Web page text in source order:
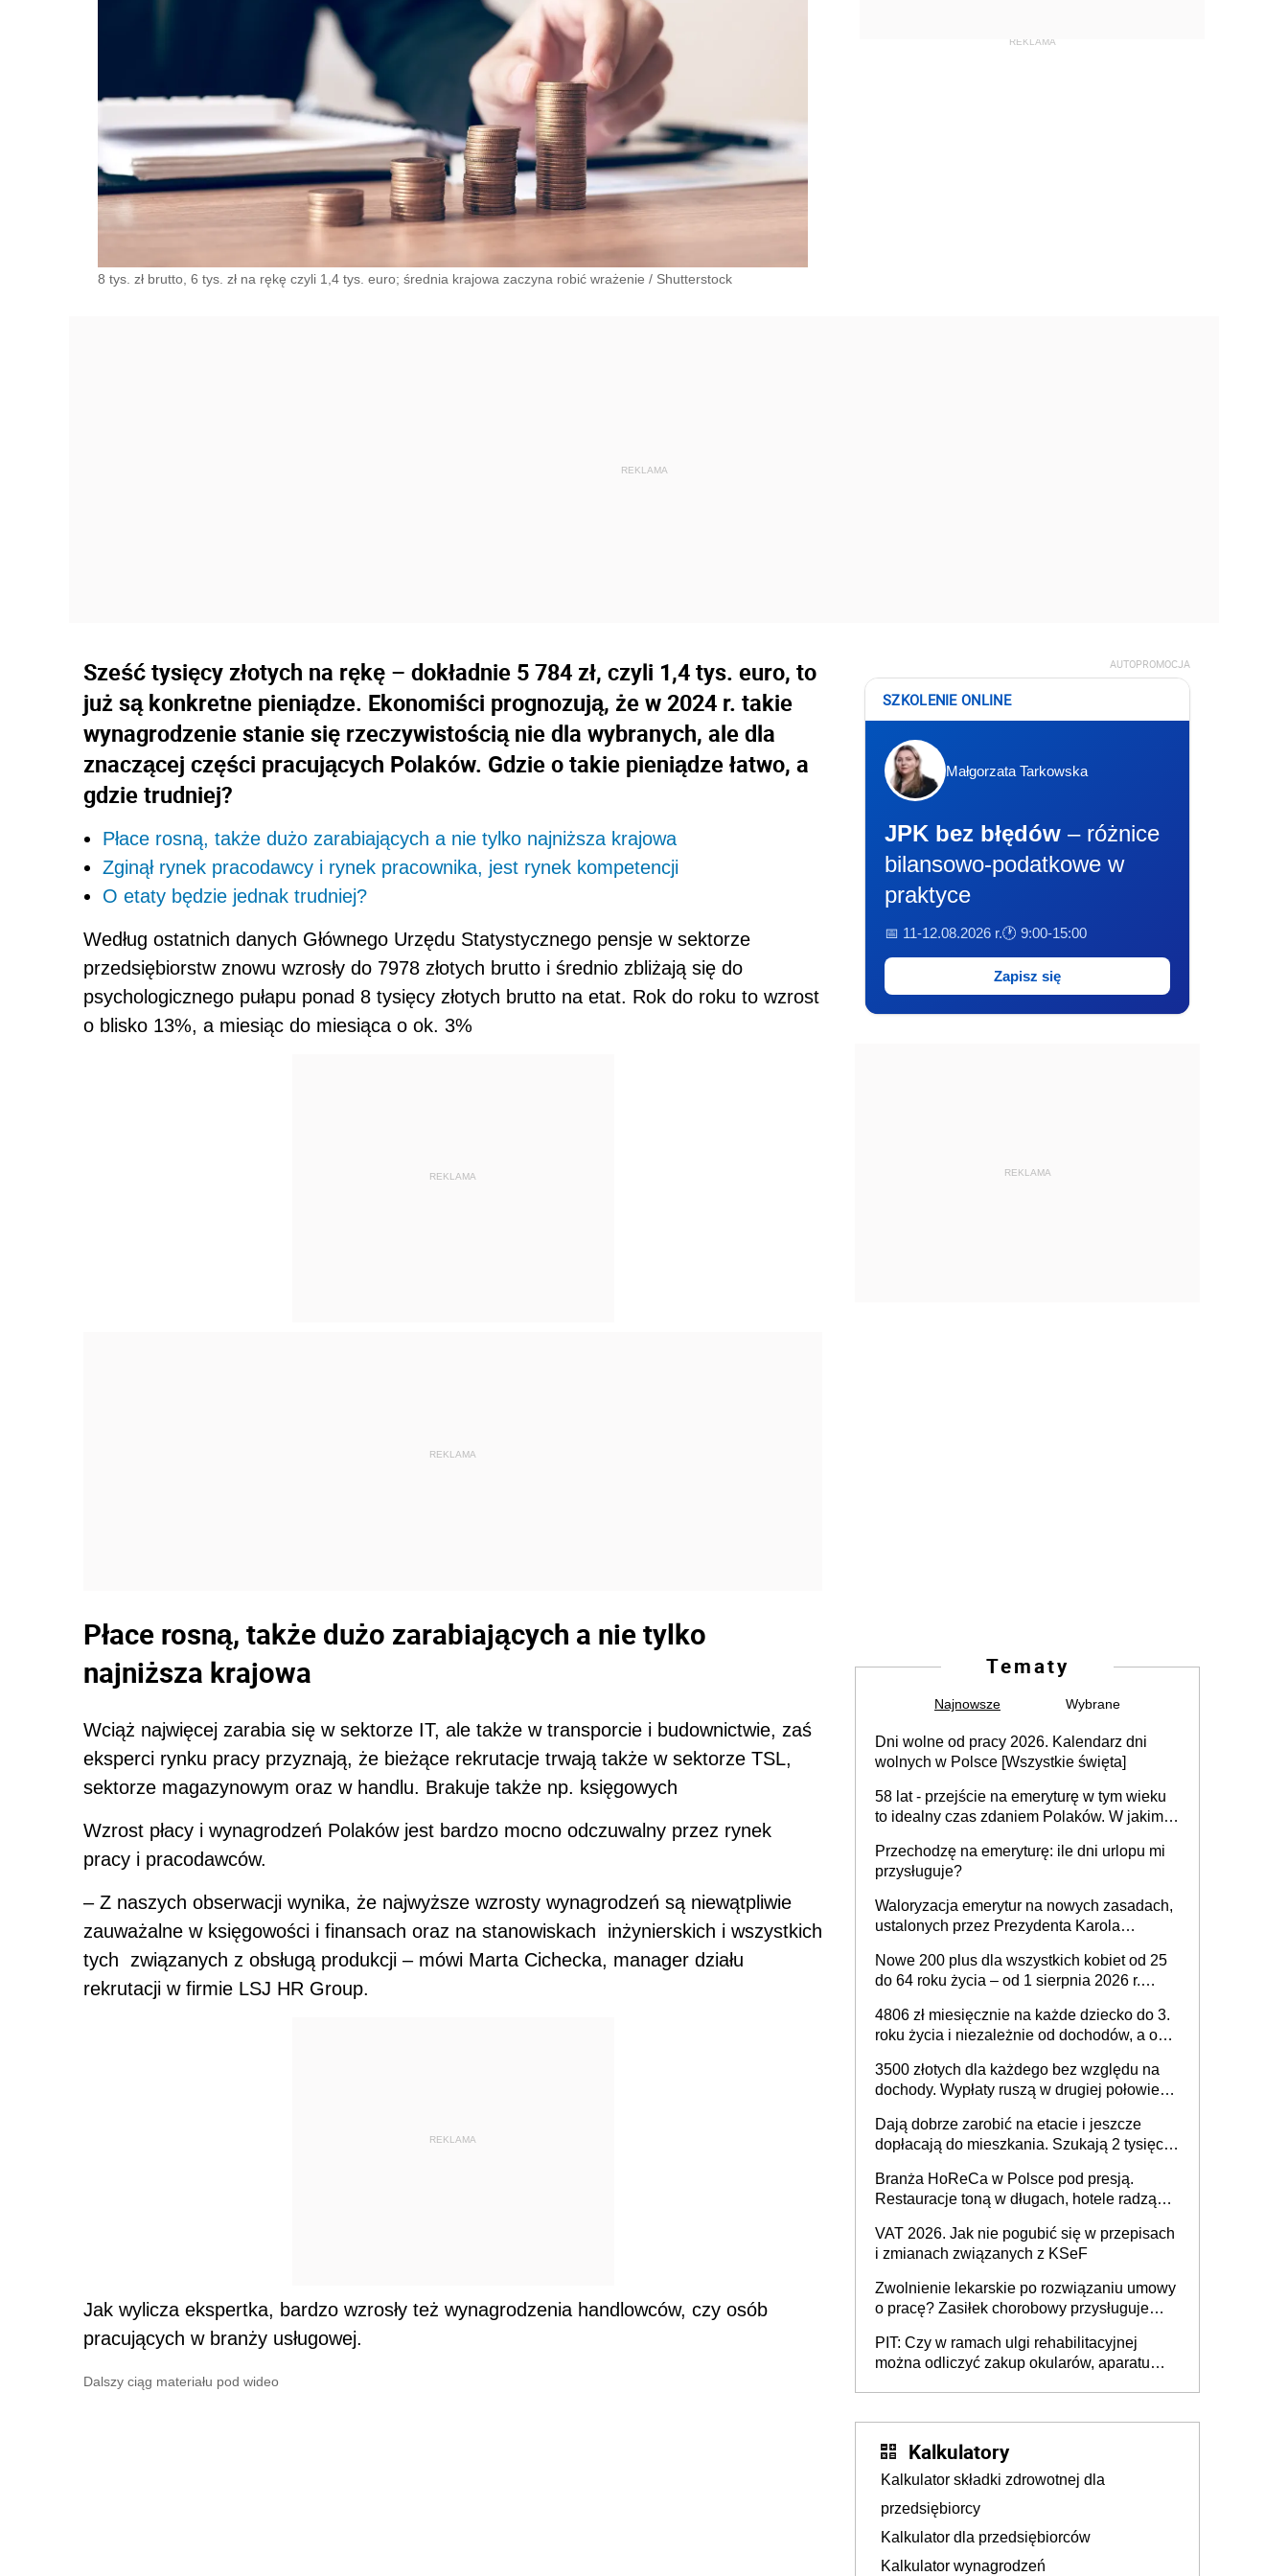
8 tys. zł brutto, 6 tys. zł na rękę czyli 1,4 tys. euro; średnia krajowa zaczyna robić wrażenie / Shutterstock
Sześć tysięcy złotych na rękę – dokładnie 5 784 zł, czyli 1,4 tys. euro, to
już są konkretne pieniądze. Ekonomiści prognozują, że w 2024 r. takie
wynagrodzenie stanie się rzeczywistością nie dla wybranych, ale dla
znaczącej części pracujących Polaków. Gdzie o takie pieniądze łatwo, a
gdzie trudniej?
Płace rosną, także dużo zarabiających a nie tylko najniższa krajowa
Zginął rynek pracodawcy i rynek pracownika, jest rynek kompetencji
O etaty będzie jednak trudniej?
Według ostatnich danych Głównego Urzędu Statystycznego pensje w sektorze
przedsiębiorstw znowu wzrosły do 7978 złotych brutto i średnio zbliżają się do
psychologicznego pułapu ponad 8 tysięcy złotych brutto na etat. Rok do roku to wzrost
o blisko 13%, a miesiąc do miesiąca o ok. 3%
REKLAMA
REKLAMA
Płace rosną, także dużo zarabiających a nie tylko
najniższa krajowa
Wciąż najwięcej zarabia się w sektorze IT, ale także w transporcie i budownictwie, zaś
eksperci rynku pracy przyznają, że bieżące rekrutacje trwają także w sektorze TSL,
sektorze magazynowym oraz w handlu. Brakuje także np. księgowych
Wzrost płacy i wynagrodzeń Polaków jest bardzo mocno odczuwalny przez rynek
pracy i pracodawców.
– Z naszych obserwacji wynika, że najwyższe wzrosty wynagrodzeń są niewątpliwie
zauważalne w księgowości i finansach oraz na stanowiskach
inżynierskich i wszystkich
tych
związanych z obsługą produkcji – mówi Marta Cichecka, manager działu
rekrutacji w firmie LSJ HR Group.
REKLAMA
Jak wylicza ekspertka, bardzo wzrosły też wynagrodzenia handlowców, czy osób
pracujących w branży usługowej.
Dalszy ciąg materiału pod wideo
AUTOPROMOCJA
SZKOLENIE ONLINE
Małgorzata Tarkowska
JPK bez błędów – różnice
bilansowo-podatkowe w
praktyce
📅 11-12.08.2026 r.🕐 9:00-15:00
Zapisz się
REKLAMA
Tematy
Najnowsze Wybrane
Dni wolne od pracy 2026. Kalendarz dni
wolnych w Polsce [Wszystkie święta]
58 lat - przejście na emeryturę w tym wieku
to idealny czas zdaniem Polaków. W jakim
dlaczego?
Przechodzę na emeryturę: ile dni urlopu mi
przysługuje?
Waloryzacja emerytur na nowych zasadach,
ustalonych przez Prezydenta Karola
również kwotowa podwyżka świadczeń?
Nowe 200 plus dla wszystkich kobiet od 25
do 64 roku życia – od 1 sierpnia 2026 r.
programu rządowego
4806 zł miesięcznie na każde dziecko do 3.
roku życia i niezależnie od dochodów, a od
ma odwrócić trend spadku liczby urodzeń w
Polsce
3500 złotych dla każdego bez względu na
dochody. Wypłaty ruszą w drugiej połowie
Dają dobrze zarobić na etacie i jeszcze
dopłacają do mieszkania. Szukają 2 tysięcy
Branża HoReCa w Polsce pod presją.
Restauracje toną w długach, hotele radzą
VAT 2026. Jak nie pogubić się w przepisach
i zmianach związanych z KSeF
Zwolnienie lekarskie po rozwiązaniu umowy
o pracę? Zasiłek chorobowy przysługuje
dni od ustania stosunku pracy
PIT: Czy w ramach ulgi rehabilitacyjnej
można odliczyć zakup okularów, aparatu
Kalkulatory
Kalkulator składki zdrowotnej dla
przedsiębiorcy
Kalkulator dla przedsiębiorców
Kalkulator wynagrodzeń